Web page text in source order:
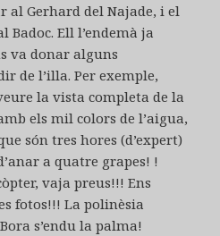
al Gerhard del Najade, i el
Ell l’endemà ja
va donar alguns
de l’illa. Per exemple,
la vista completa de la
els mil colors de l’aigua,
són tres hores (d’expert)
a quatre grapes! !
vaja preus!!! Ens
fotos!!! La polinèsia
s’endu la palma!